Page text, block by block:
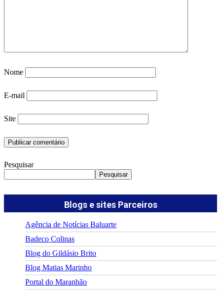
Nome
E-mail
Site
Pesquisar
Pesquisar
Blogs e sites Parceiros
Agência de Notícias Baluarte
Badeco Colinas
Blog do Gildásio Brito
Blog Matias Marinho
Portal do Maranhão